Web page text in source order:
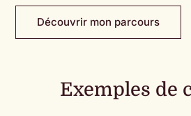
Découvrir mon parcours
Exemples de